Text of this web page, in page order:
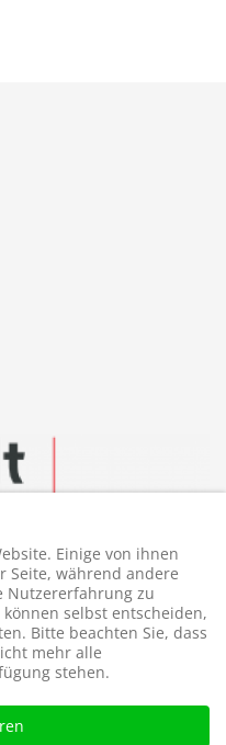
Einige von ihnen
Seite, während andere
Nutzererfahrung zu
können selbst entscheiden,
Bitte beachten Sie, dass
mehr alle
stehen.